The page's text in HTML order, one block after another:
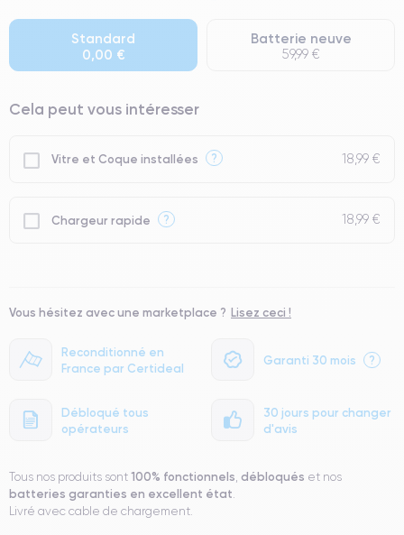
Reconditionné en
France par Certideal
Garanti 30 mois ?
Débloqué tous
opérateurs
30 jours pour changer
d'avis
● Batterie : usage intensif.
● Seuls 5% de nos téléphones ont un grade Premium.
Standard
0,00 €
Batterie neuve
59,99 €
Cela peut vous intéresser
Vitre et Coque installées ? 18,99 €
Chargeur rapide ? 18,99 €
Vous hésitez avec une marketplace ? Lisez ceci !
Tous nos produits sont 100% fonctionnels, débloqués et nos
batteries garanties en excellent état.
Livré avec cable de chargement.